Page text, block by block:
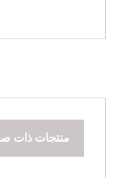
منتجات ذات